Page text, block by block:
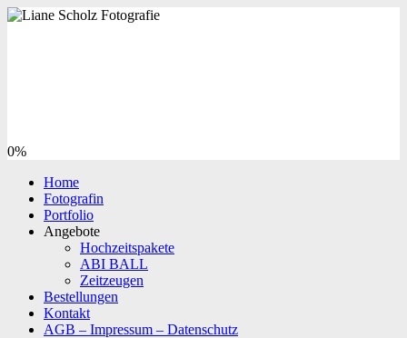
0%
Home
Fotografin
Portfolio
Angebote
Hochzeitspakete
ABI BALL
Zeitzeugen
Bestellungen
Kontakt
AGB – Impressum – Datenschutz